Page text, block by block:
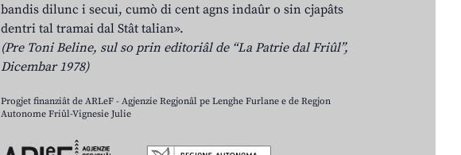
bandis dilunc i secui, cumò di cent agns indaûr o sin cjapâts
dentri tal tramai dal Stât talian».
(Pre Toni Beline, sul so prin editoriâl de “La Patrie dal Friûl”,
Dicembar 1978)
Progjet finanziât de ARLeF - Agjenzie Regjonâl pe Lenghe Furlane e de Regjon
Autonome Friûl-Vignesie Julie